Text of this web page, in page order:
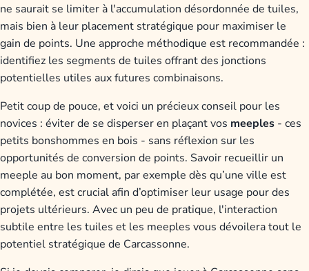
ne saurait se limiter à l'accumulation désordonnée de tuiles,
mais bien à leur placement stratégique pour maximiser le
gain de points. Une approche méthodique est recommandée :
identifiez les segments de tuiles offrant des jonctions
potentielles utiles aux futures combinaisons.
Petit coup de pouce, et voici un précieux conseil pour les
novices : éviter de se disperser en plaçant vos meeples - ces
petits bonshommes en bois - sans réflexion sur les
opportunités de conversion de points. Savoir recueillir un
meeple au bon moment, par exemple dès qu’une ville est
complétée, est crucial afin d’optimiser leur usage pour des
projets ultérieurs. Avec un peu de pratique, l'interaction
subtile entre les tuiles et les meeples vous dévoilera tout le
potentiel stratégique de Carcassonne.